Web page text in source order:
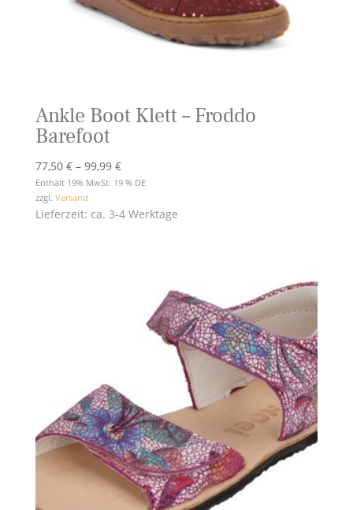
Ankle Boot Klett – Froddo
Barefoot
77,50 € – 99,99 €Preisspanne:
77,50 €
99,99 €
Enthält 19% MwSt. 19 % DE
zzgl. Versand
Lieferzeit: ca. 3-4 Werktage